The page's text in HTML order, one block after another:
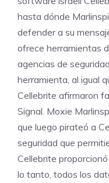
hasta dónde
defender a su
ofrece herramientas
agencias de
herramienta, al igual
Cellebrite afirmaron
Signal. Moxie
que luego pirateó a
seguridad que
Cellebrite
lo tanto, todos los